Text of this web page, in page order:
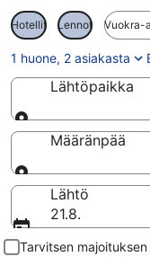
Hotellit Lennot Vuokra-
1 huone, 2 asiakasta
Lähtöpaikka
Lähtöpaikka
Määränpää
Määränpää
Lähtö
21.8.
Tarvitsen